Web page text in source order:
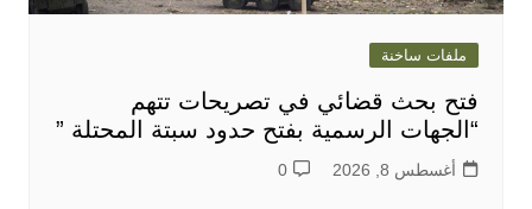
ملفات ساخنة
فتح بحث قضائي في تصريحات تتهم
“الجهات الرسمية بفتح حدود سبتة المحتلة ”
أغسطس 8, 2026 0